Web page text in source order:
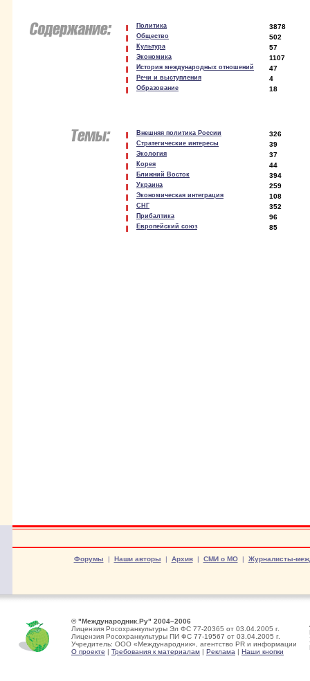
Политика 3878
Общество 502
Культура 57
Экономика 1107
История международных отношений 47
Речи и выступления 4
Образование 18
Внешняя политика России 326
Стратегические интересы 39
Экология 37
Корея 44
Ближний Восток 394
Украина 259
Экономическая интеграция 108
СНГ 352
Прибалтика 96
Европейский союз 85
Форумы | Наши авторы | Архив| СМИ о МО| Журналисты-
© "Международник.Ру" 2004–2006
Лицензия Росохранкультуры Эл ФС 77-20365 от 03.04.2005 г.
Лицензия Росохранкультуры ПИ ФС 77-19567 от 03.04.2005 г.
Учредитель: ООО «Международник», агентство PR и информации
О проекте | Требования к материалам | Реклама | Наши кнопки